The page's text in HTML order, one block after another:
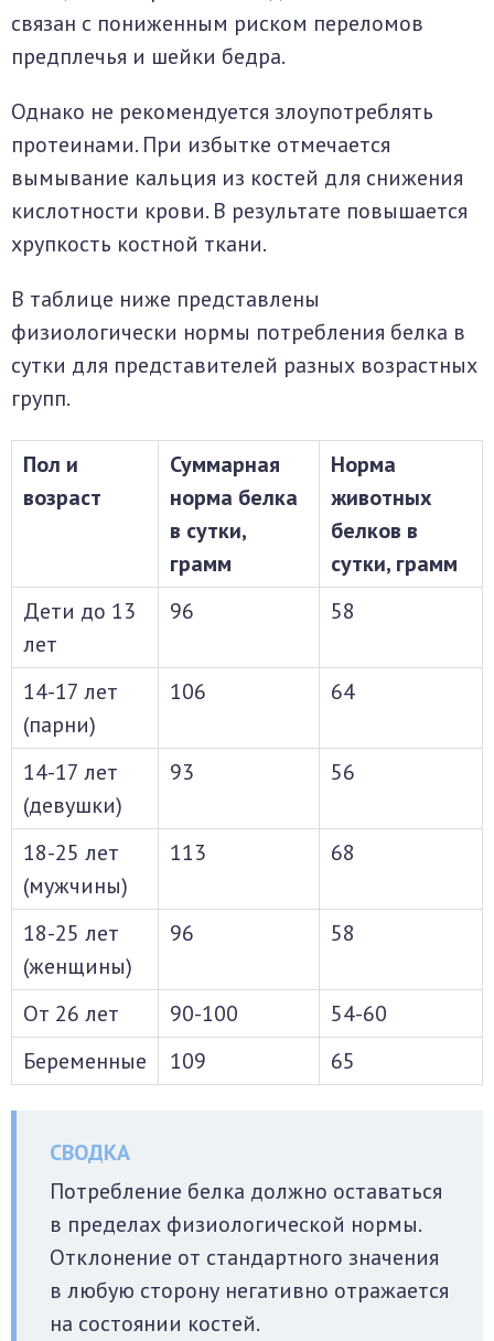
связан с пониженным риском переломов
предплечья и шейки бедра.
Однако не рекомендуется злоупотреблять
протеинами. При избытке отмечается
вымывание кальция из костей для снижения
кислотности крови. В результате повышается
хрупкость костной ткани.
В таблице ниже представлены
физиологически нормы потребления белка в
сутки для представителей разных возрастных
групп.
Пол и
возраст
Суммарная
норма белка
в сутки,
грамм
Норма
животных
белков в
сутки, грамм
Дети до 13
лет
96 58
14-17 лет
(парни)
106 64
14-17 лет
(девушки)
93 56
18-25 лет
(мужчины)
113 68
18-25 лет
(женщины)
96 58
От 26 лет 90-100
54-60
Беременные
109 65
Потребление белка должно оставаться
в пределах физиологической нормы.
Отклонение от стандартного значения
в любую сторону негативно отражается
на состоянии костей.